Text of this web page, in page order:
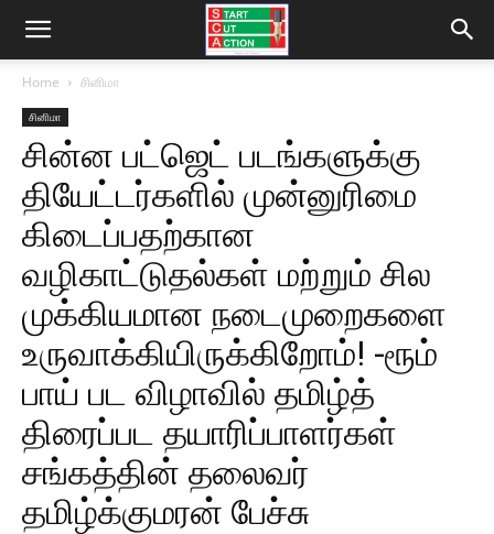
Home சினிமா
சினிமா
சின்ன பட்ஜெட் படங்களுக்கு
தியேட்டர்களில் முன்னுரிமை
கிடைப்பதற்கான
வழிகாட்டுதல்கள் மற்றும் சில
முக்கியமான நடைமுறைகளை
உருவாக்கியிருக்கிறோம்! -ரூம்
பாய் பட விழாவில் தமிழ்த்
திரைப்பட தயாரிப்பாளர்கள்
சங்கத்தின் தலைவர்
தமிழ்க்குமரன் பேச்சு